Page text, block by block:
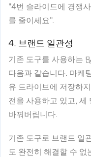
"4번 슬라이드에 경쟁
를 줄이세요".
4. 브랜드 일관성
기존 도구를 사용하는
다음과 같습니다. 마케
유 드라이브에 저장하
전을 사용하고 있고, 세
바꿔버립니다.
기존 도구로 브랜드 일
도 완전히 해결할 수 없